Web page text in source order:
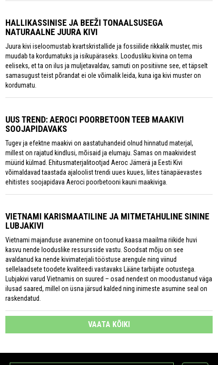
HALLIKASSINISE JA BEEŽI TONAALSUSEGA
NATURAALNE JUURA KIVI
Juura kivi iseloomustab kvartskristallide ja fossiilide rikkalik muster, mis
muudab ta kordumatuks ja isikupäraseks. Loodusliku kivina on tema
eeliseks, et ta on ilus ja muljetavaldav, samuti on positiivne see, et täpselt
samasugust teist põrandat ei ole võimalik leida, kuna iga kivi muster on
kordumatu.
UUS TREND: AEROCI POORBETOON TEEB MAAKIVI
SOOJAPIDAVAKS
Tugev ja efektne maakivi on aastatuhandeid olnud hinnatud materjal,
millest on rajatud kindlusi, mõisaid ja elumaju. Samas on maakividest
müürid külmad. Ehitusmaterjalitootjad Aeroc Jämerä ja Eesti Kivi
võimaldavad taastada ajaloolist trendi uues kuues, liites tänapäevastes
ehitistes soojapidava Aeroci poorbetooni kauni maakiviga.
VIETNAMI KARISMAATILINE JA MITMETAHULINE SININE
LUBJAKIVI
Vietnami majanduse avanemine on toonud kaasa maailma riikide huvi
kasvu nende looduslike ressursside vastu. Soodsat mõju on see
avaldanud ka nende kivimaterjali tööstuse arengule ning viinud
sellelaadsete toodete kvaliteedi vastavaks Lääne tarbijate ootustega.
Lubjakivi varud Vietnamis on suured – osad nendest on moodustanud väga
ilusad saared, millel on üsna järsud kalded ning inimeste asumine seal on
raskendatud.
VAATA KÕIKI